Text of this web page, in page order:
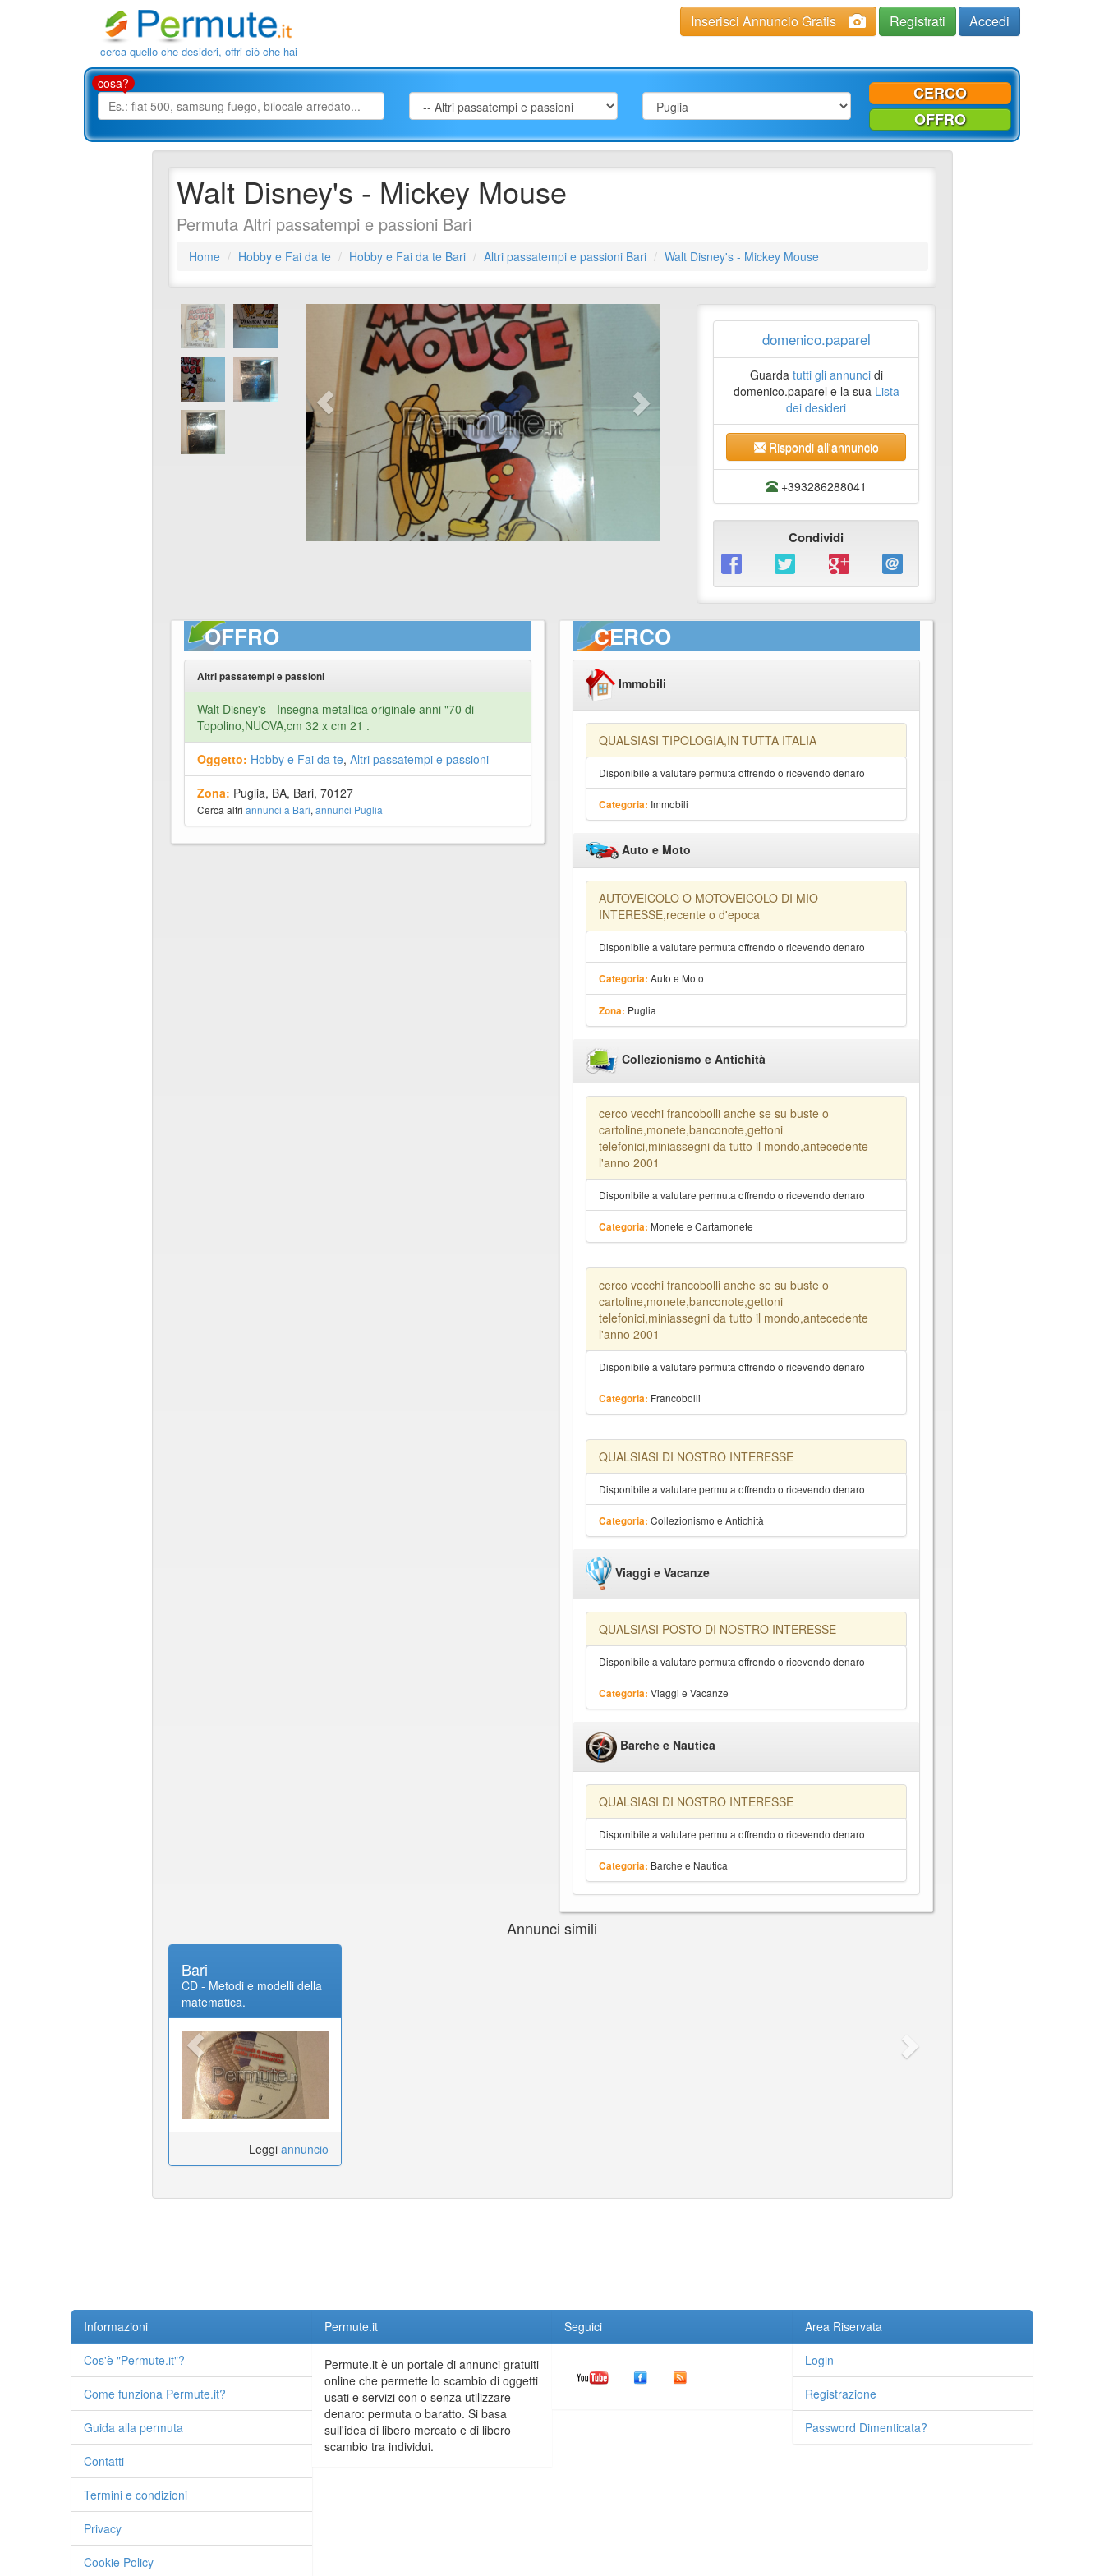
cerca quello che desideri, offri ciò che hai
Inserisci Annuncio Gratis Registrati Accedi
cosa?
CERCO
OFFRO
Walt Disney's - Mickey Mouse
Permuta Altri passatempi e passioni Bari
Home Hobby e Fai da te Hobby e Fai da te Bari Altri passatempi e passioni Bari Walt Disney's - Mickey Mouse
domenico.paparel
Guarda tutti gli annuncidi
domenico.paparel e la sua Lista
dei desideri
Rispondi all'annuncio
+393286288041
Condividi
OFFRO
Altri passatempi e passioni
Walt Disney's - Insegna metallica originale anni "70 di
Topolino,NUOVA,cm 32 x cm 21 .
Oggetto: Hobby e Fai da te, Altri passatempi e passioni
Zona: Puglia, BA, Bari, 70127
Cerca altri annunci a Bari, annunci Puglia
CERCO
Immobili
QUALSIASI TIPOLOGIA,IN TUTTA ITALIA
Disponibile a valutare permuta offrendo o ricevendo denaro
Categoria: Immobili
Auto e Moto
AUTOVEICOLO O MOTOVEICOLO DI MIO
INTERESSE,recente o d'epoca
Disponibile a valutare permuta offrendo o ricevendo denaro
Categoria: Auto e Moto
Zona: Puglia
Collezionismo e Antichità
cerco vecchi francobolli anche se su buste o
cartoline,monete,banconote,gettoni
telefonici,miniassegni da tutto il mondo,antecedente
l'anno 2001
Disponibile a valutare permuta offrendo o ricevendo denaro
Categoria: Monete e Cartamonete
cerco vecchi francobolli anche se su buste o
cartoline,monete,banconote,gettoni
telefonici,miniassegni da tutto il mondo,antecedente
l'anno 2001
Disponibile a valutare permuta offrendo o ricevendo denaro
Categoria: Francobolli
QUALSIASI DI NOSTRO INTERESSE
Disponibile a valutare permuta offrendo o ricevendo denaro
Categoria: Collezionismo e Antichità
Viaggi e Vacanze
QUALSIASI POSTO DI NOSTRO INTERESSE
Disponibile a valutare permuta offrendo o ricevendo denaro
Categoria: Viaggi e Vacanze
Barche e Nautica
QUALSIASI DI NOSTRO INTERESSE
Disponibile a valutare permuta offrendo o ricevendo denaro
Categoria: Barche e Nautica
Annunci simili
Bari
CD - Metodi e modelli della
matematica.
Leggi annuncio
Informazioni
Cos'è "Permute.it"?
Come funziona Permute.it?
Guida alla permuta
Contatti
Termini e condizioni
Privacy
Cookie Policy
Permute.it
Permute.it è un portale di annunci gratuiti
online che permette lo scambio di oggetti
usati e servizi con o senza utilizzare
denaro: permuta o baratto. Si basa
sull'idea di libero mercato e di libero
scambio tra individui.
Seguici Area Riservata
Login
Registrazione
Password Dimenticata?